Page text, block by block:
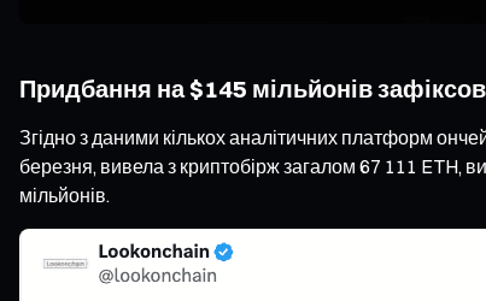
Придбання на $145 мільйонів
Згідно з даними кількох аналітичних платформ
березня, вивела з криптобірж загалом 67 111 ETH,
мільйонів.